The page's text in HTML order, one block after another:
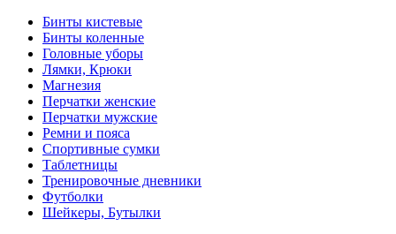
Бинты кистевые
Бинты коленные
Головные уборы
Лямки, Крюки
Магнезия
Перчатки женские
Перчатки мужские
Ремни и пояса
Спортивные сумки
Таблетницы
Тренировочные дневники
Футболки
Шейкеры, Бутылки